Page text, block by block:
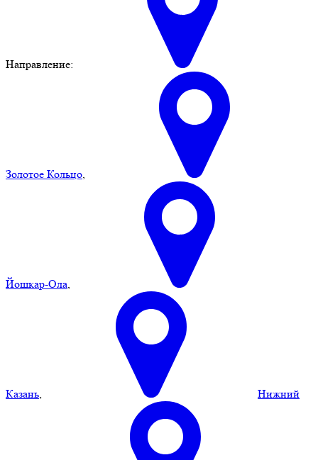
Направление:
Золотое Кольцо,
Йошкар-Ола,
Казань, Нижний